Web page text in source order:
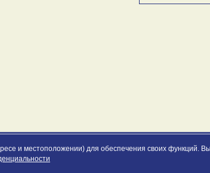
и местоположении) для обеспечения своих функций.